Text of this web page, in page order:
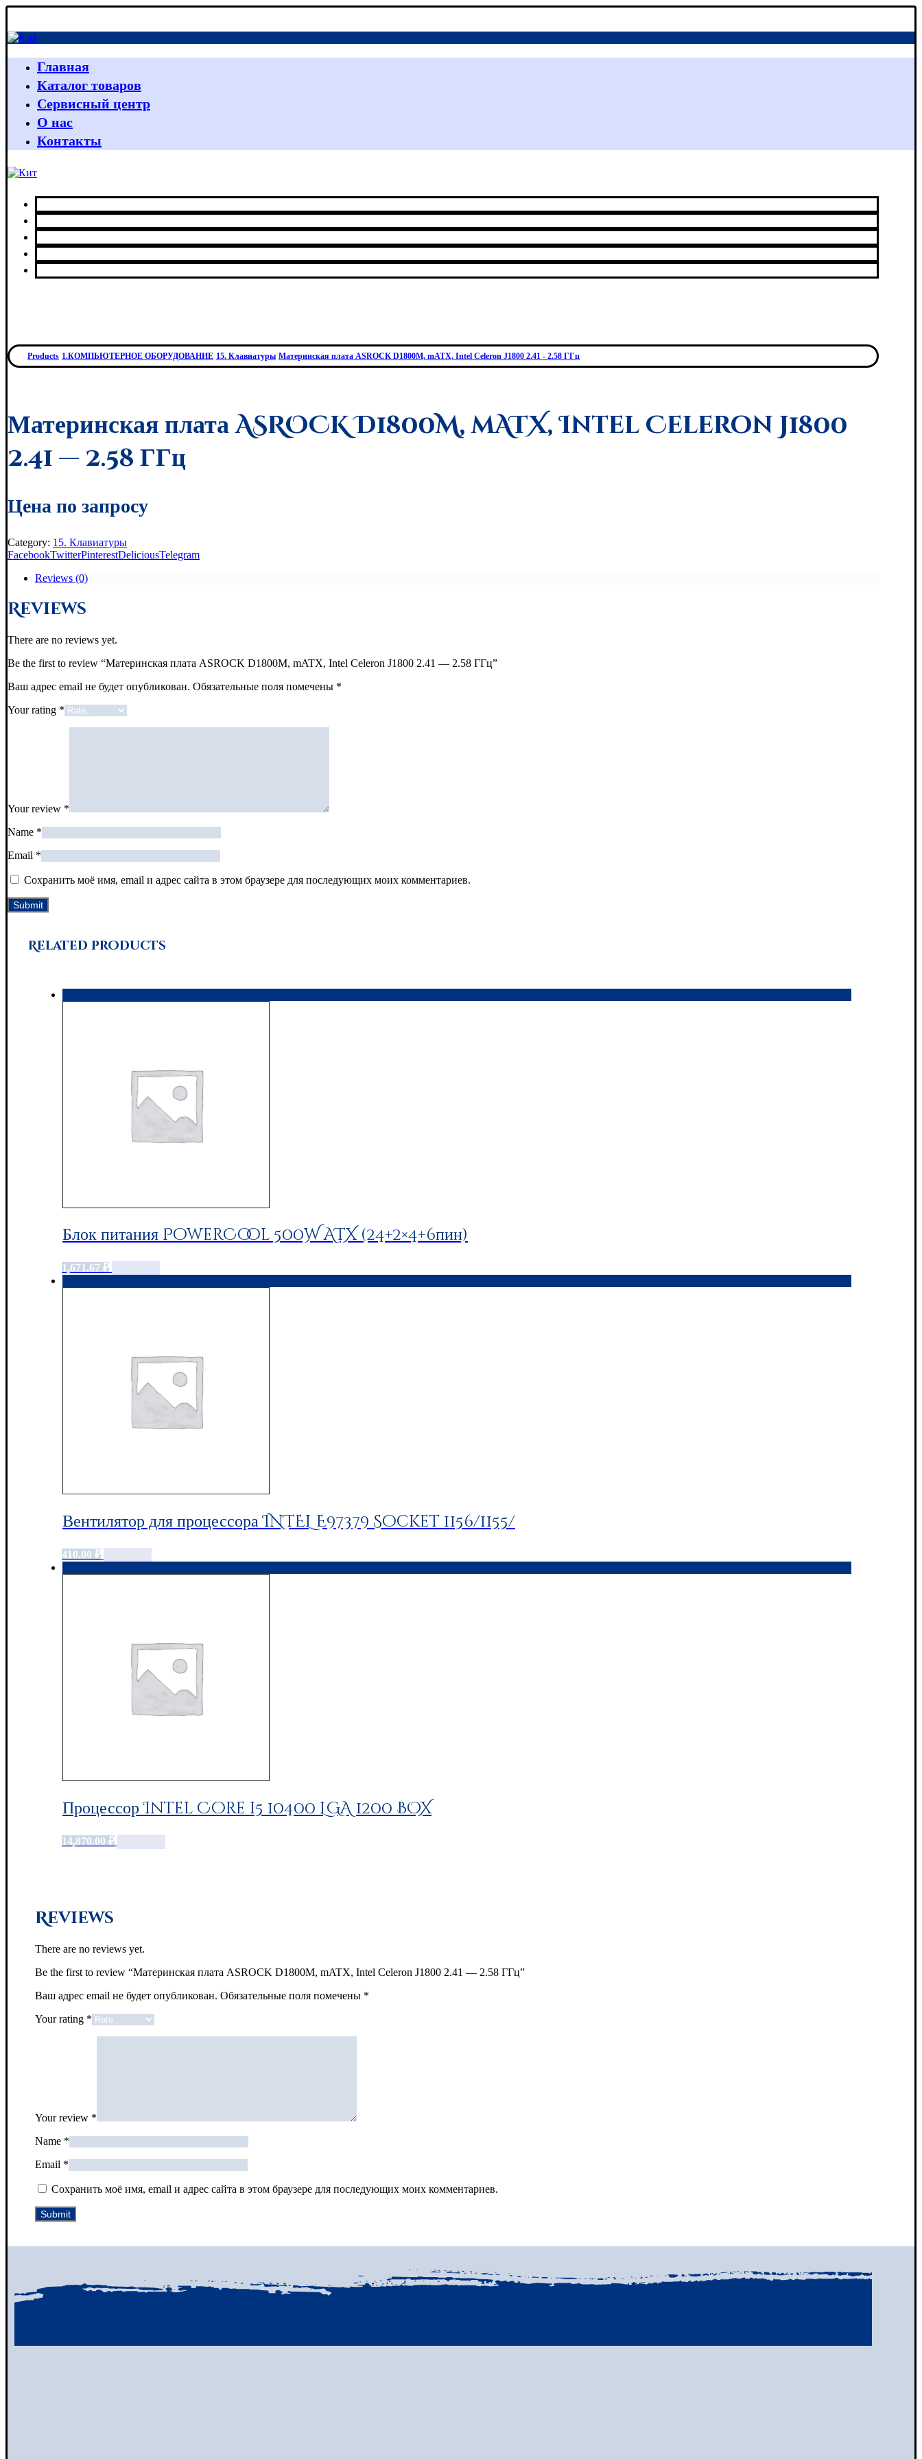
Главная
Каталог товаров
Сервисный центр
О нас
Контакты
Products 1.КОМПЬЮТЕРНОЕ ОБОРУДОВАНИЕ 15. Клавиатуры Материнская плата ASROCK D1800M, mATX, Intel Celeron J1800 2.41 - 2.58 ГГц
Материнская плата ASROCK D1800M, mATX, Intel Celeron J1800
2.41 — 2.58 ГГц
Цена по запросу
Category: 15. Клавиатуры
FacebookTwitterPinterestDeliciousTelegram
Reviews (0)
Reviews
There are no reviews yet.
Be the first to review “Материнская плата ASROCK D1800M, mATX, Intel Celeron J1800 2.41 — 2.58 ГГц”
Ваш адрес email не будет опубликован. Обязательные поля помечены *
Your rating *
Your review *
Name *
Email *
Сохранить моё имя, email и адрес сайта в этом браузере для последующих моих комментариев.
Related products
Блок питания PowerCool 500W ATX (24+2×4+6пин)
1,671.67 ₽
Вентилятор для процессора INTEL E97379 Socket 1156/1155/
410.00 ₽
Процессор Intel Core i5 10400 LGA 1200 BOX
14,870.00 ₽
Reviews
There are no reviews yet.
Be the first to review “Материнская плата ASROCK D1800M, mATX, Intel Celeron J1800 2.41 — 2.58 ГГц”
Ваш адрес email не будет опубликован. Обязательные поля помечены *
Your rating *
Your review *
Name *
Email *
Сохранить моё имя, email и адрес сайта в этом браузере для последующих моих комментариев.